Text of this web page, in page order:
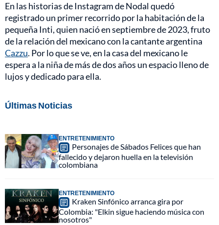
En las historias de Instagram de Nodal quedó
registrado un primer recorrido por la habitación de la
pequeña Inti, quien nació en septiembre de 2023, fruto
de la relación del mexicano con la cantante argentina
Cazzu. Por lo que se ve, en la casa del mexicano le
espera a la niña de más de dos años un espacio lleno de
lujos y dedicado para ella.
Últimas Noticias
ENTRETENIMIENTO
Personajes de Sábados Felices que han
fallecido y dejaron huella en la televisión
colombiana
ENTRETENIMIENTO
Kraken Sinfónico arranca gira por
Colombia: "Elkin sigue haciendo música con
nosotros"